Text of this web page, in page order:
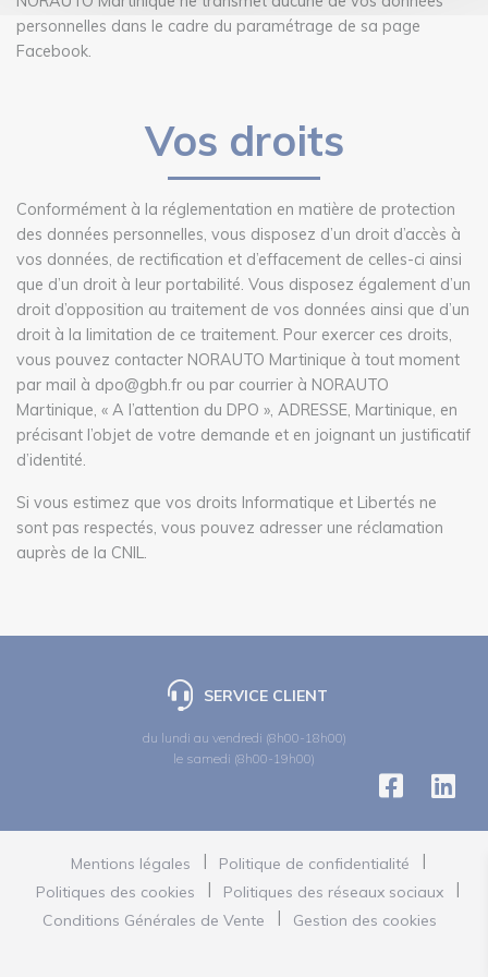
personnelles dans le cadre du paramétrage de sa page
Facebook.
Vos droits
Conformément à la réglementation en matière de protection
des données personnelles, vous disposez d’un droit d’accès à
vos données, de rectification et d’effacement de celles-ci ainsi
que d’un droit à leur portabilité. Vous disposez également d’un
droit d’opposition au traitement de vos données ainsi que d’un
droit à la limitation de ce traitement. Pour exercer ces droits,
vous pouvez contacter NORAUTO Martinique à tout moment
par mail à dpo@gbh.fr ou par courrier à NORAUTO
Martinique, « A l’attention du DPO », ADRESSE, Martinique, en
précisant l’objet de votre demande et en joignant un justificatif
d’identité.
Si vous estimez que vos droits Informatique et Libertés ne
sont pas respectés, vous pouvez adresser une réclamation
auprès de la CNIL.
SERVICE CLIENT
du lundi au vendredi (8h00-18h00)
le samedi (8h00-19h00)
Mentions légales
Politique de confidentialité
Politiques des cookies
Politiques des réseaux sociaux
Conditions Générales de Vente
Gestion des cookies